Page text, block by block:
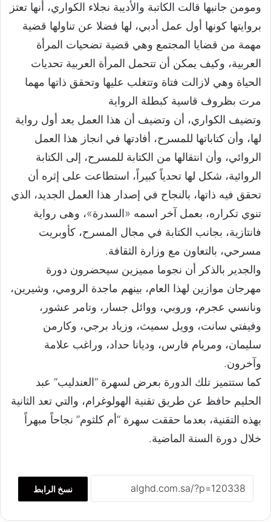
ومومن جانبها قالت الكاتبة والأديبة نجلاء الكواري، أنها تعتز
بروايتها كونها أول عمل أدبي، لها فضلا عن تناولها قضية
مهمة من قضايا المجتمع وهي قضية تضحيات المرأة
العربية، وكيف يمكن أن تتحمل المرأة العربية تحديات
الحياة وهي لازالت فتاة وتتغلب عليها وتحقق ذاتها مهما
مرت بظروف قاسية كبطلة الرواية
وتضيف الكواري، أن وتضيف أن هذا العمل يعد أول رواية
لها، وأن كتاباتها للمسرح، أفادتها في انجاز هذا العمل
الروائي، وأن انتقالها من الكتابة للمسرح، إلى الكتابة
الروائية، شكل لها تحدياً كبيراً، استطاعت على إثره أن
تحقق فيه ذاتها، بالنجاح في إصدار هذا العمل الجديد، الذي
تنوي تكراره، بعمل آخر اسمه «السدرة»، وهى رواية
فانتازية، بجانب الكتابة في مجال المسرح، كأوبريت
مسرحي، بالتعاون مع وزارة الثقافة.
والجدير بالذكر أن نجوما مميزين سيحضرون دورة
مهرجان موازين لهذا العام، بينهم ماجدة الرومي، وشيرين،
ونانسي عجرم، وروبي، ووائل جسار، وتامر عشور،
وفيفتي سانت، وويل سميث، وزياد برجي، وكارمن
سليمان، ومريام فارس، وديانا حداد، وراغب علامة
وآخرون.
كما ستتميز تلك الدورة بعرض لسهرة “العندليب” عبد
الحليم حافظ عن طريق تقنية الهولوغرام، والتي تعد الثانية
بهذه التقنية، بعدما حققت سهرة “أم كلثوم” نجاحاً مبهراً
خلال دورة السنة الماضية.
نسخ الرابط